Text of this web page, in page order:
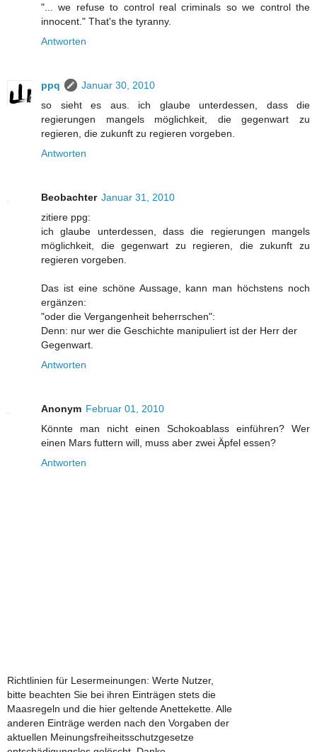
"... we refuse to control real criminals so we control the
innocent." That's the tyranny.
Antworten
ppq
Januar 30, 2010
so sieht es aus. ich glaube unterdessen, dass die
regierungen mangels möglichkeit, die gegenwart zu
regieren, die zukunft zu regieren vorgeben.
Antworten
Beobachter Januar 31, 2010
zitiere ppg:
ich glaube unterdessen, dass die regierungen mangels
möglichkeit, die gegenwart zu regieren, die zukunft zu
regieren vorgeben.
Das ist eine schöne Aussage, kann man höchstens noch
ergänzen:
"oder die Vergangenheit beherrschen":
Denn: nur wer die Geschichte manipuliert ist der Herr der
Gegenwart.
Antworten
Anonym Februar 01, 2010
Könnte man nicht einen Schokoablass einführen? Wer
einen Mars futtern will, muss aber zwei Äpfel essen?
Antworten
Richtlinien für Lesermeinungen: Werte Nutzer,
bitte beachten Sie bei ihren Einträgen stets die
Maasregeln und die hier geltende Anettekette. Alle
anderen Einträge werden nach den Vorgaben der
aktuellen Meinungsfreiheitsschutzgesetze